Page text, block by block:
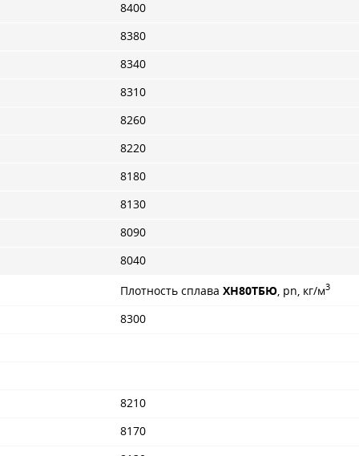
8400
8380
8340
8310
8260
8220
8180
8130
8090
8040
Плотность сплава ХН80ТБЮ , pn, кг/м3
8300
8210
8170